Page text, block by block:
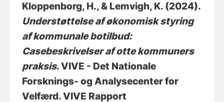
Kloppenborg, H., & Lemvigh, K. (2024).
Understøttelse af økonomisk styring
af kommunale botilbud:
Casebeskrivelser af otte kommuners
praksis. VIVE - Det Nationale
Forsknings- og Analysecenter for
Velfærd. VIVE Rapport